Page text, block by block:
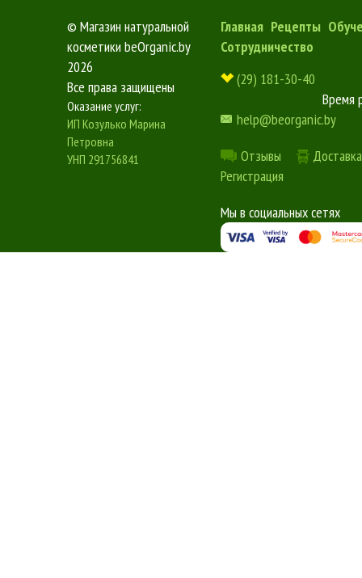
© Магазин натуральной
косметики beOrganic.by
2026
Все права защищены
Оказание услуг:
ИП Козулько Марина
Петровна
УНП 291756841
Главная Рецепты
Сотрудничество
(29) 181-30-40
Время
help@beorganic.by
Отзывы
Регистрация
Мы в социальных сетях